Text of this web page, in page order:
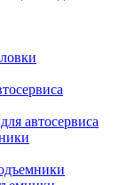
автосервиса